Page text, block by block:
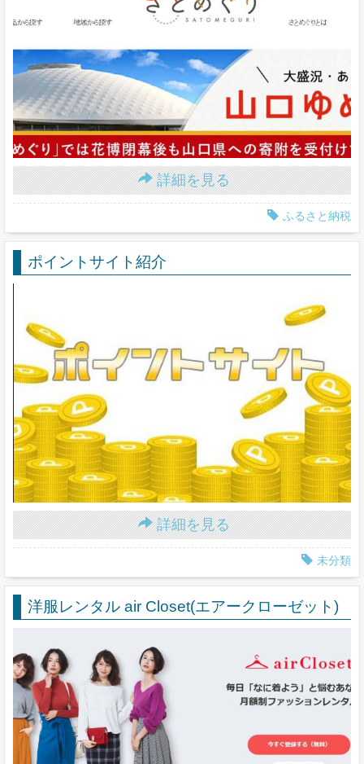
詳細を見る
ふるさと納税
ポイントサイト紹介
詳細を見る
未分類
洋服レンタル air Closet(エアークローゼット)